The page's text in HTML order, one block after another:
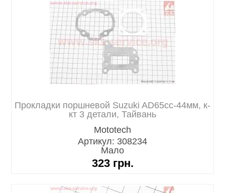
Прокладки поршневой Suzuki AD65cc-44мм, к-
кт 3 детали, Тайвань
Mototech
Артикул: 308234
Мало
323 грн.